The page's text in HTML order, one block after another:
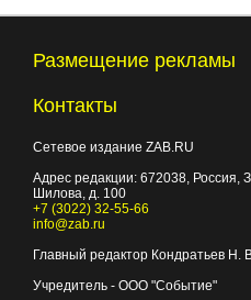
Размещение рекламы
Контакты
Сетевое издание ZAB.RU
Адрес редакции: 672038 , Россия,
Шилова, д. 100
+7 (3022) 32-55-66
info@zab.ru
Главный редактор Кондратьев Н.
Учредитель - ООО "Событие"